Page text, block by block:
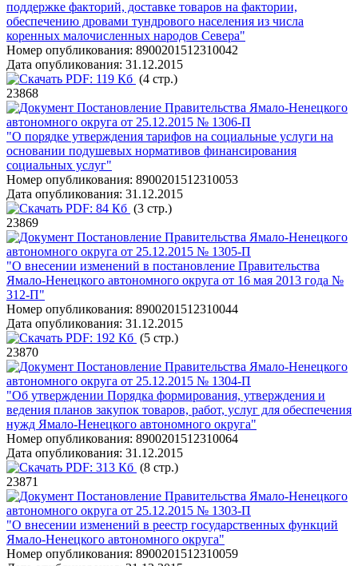
поддержке факторий, доставке товаров на фактории,
обеспечению дровами тундрового населения из числа
коренных малочисленных народов Севера"
Номер опубликования: 8900201512310042
Дата опубликования: 31.12.2015
PDF: 119 Кб (4 стр.)
23868
Постановление Правительства Ямало-Ненецкого
автономного округа от 25.12.2015 № 1306-П
"О порядке утверждения тарифов на социальные услуги на
основании подушевых нормативов финансирования
социальных услуг"
Номер опубликования: 8900201512310053
Дата опубликования: 31.12.2015
PDF: 84 Кб (3 стр.)
23869
Постановление Правительства Ямало-Ненецкого
автономного округа от 25.12.2015 № 1305-П
"О внесении изменений в постановление Правительства
Ямало-Ненецкого автономного округа от 16 мая 2013 года №
312-П"
Номер опубликования: 8900201512310044
Дата опубликования: 31.12.2015
PDF: 192 Кб (5 стр.)
23870
Постановление Правительства Ямало-Ненецкого
автономного округа от 25.12.2015 № 1304-П
"Об утверждении Порядка формирования, утверждения и
ведения планов закупок товаров, работ, услуг для обеспечения
нужд Ямало-Ненецкого автономного округа"
Номер опубликования: 8900201512310064
Дата опубликования: 31.12.2015
PDF: 313 Кб (8 стр.)
23871
Постановление Правительства Ямало-Ненецкого
автономного округа от 25.12.2015 № 1303-П
"О внесении изменений в реестр государственных функций
Ямало-Ненецкого автономного округа"
Номер опубликования: 8900201512310059